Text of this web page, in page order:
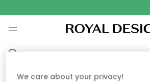
We care about your privacy!